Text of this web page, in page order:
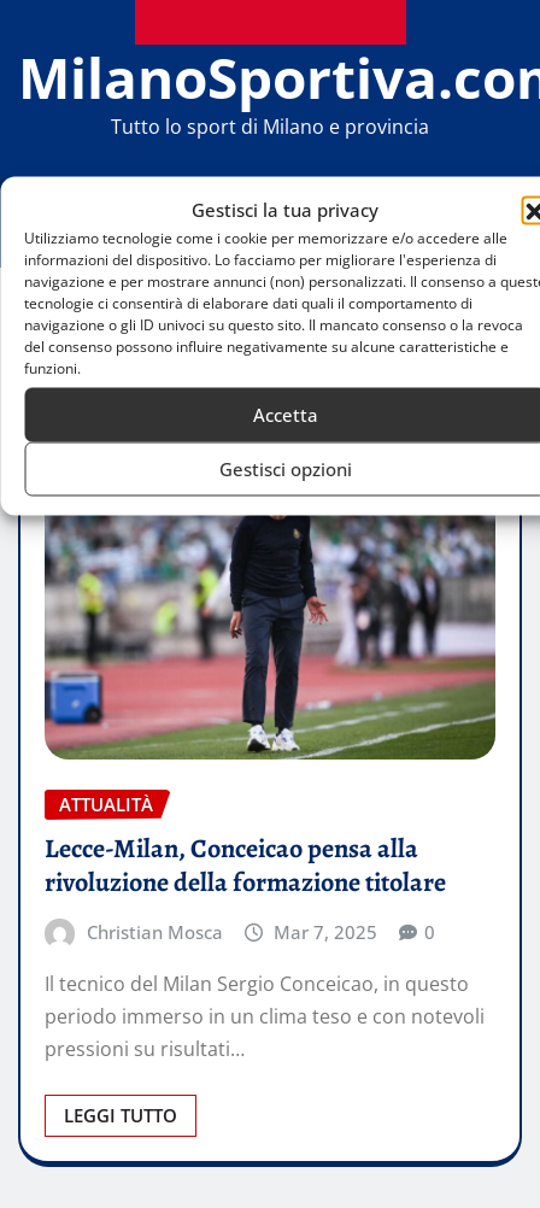
Gestisci la tua privacy
Utilizziamo tecnologie come i cookie per memorizzare e/o accedere alle
informazioni del dispositivo. Lo facciamo per migliorare l'esperienza di
navigazione e per mostrare annunci (non) personalizzati. Il consenso a
tecnologie ci consentirà di elaborare dati quali il comportamento di
navigazione o gli ID univoci su questo sito. Il mancato consenso o la revoca
del consenso possono influire negativamente su alcune caratteristiche e
funzioni.
Accetta
Gestisci opzioni
Tutto lo sport di Milano e provincia
Home
Lecce-Milan, Conceicao pensa alla rivoluzione
della formazione titolare
ATTUALITÀ
Lecce-Milan, Conceicao pensa alla
rivoluzione della formazione titolare
Christian Mosca Mar 7, 2025 0
Il tecnico del Milan Sergio Conceicao, in questo
periodo immerso in un clima teso e con notevoli
pressioni su risultati…
LEGGI TUTTO